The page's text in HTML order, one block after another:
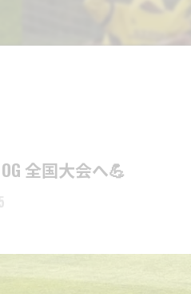
OG 全国大会へ💪